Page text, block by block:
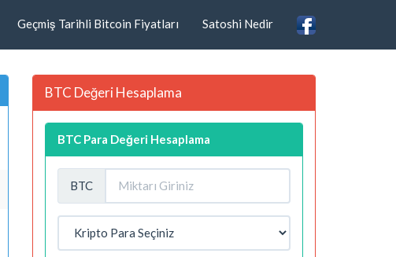
Geçmiş Tarihli Bitcoin Fiyatları Satoshi Nedir
BTC Değeri Hesaplama
BTC Para Değeri Hesaplama
BTC